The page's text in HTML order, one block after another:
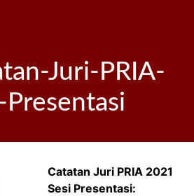
Juri-PRIA-
Catatan Juri PRIA 2021
Sesi Presentasi: